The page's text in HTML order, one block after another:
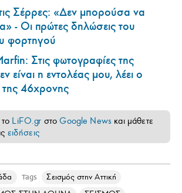
Σέρρες: «Δεν μπορούσα να
- Οι πρώτες δηλώσεις του
φορτηγού
Στις φωτογραφίες της
είναι η εντολέας μου, λέει ο
46χρονης
LiFO.gr στοGoogle News και μάθετε
ειδήσεις
Tags
Σεισμός στην Αττική